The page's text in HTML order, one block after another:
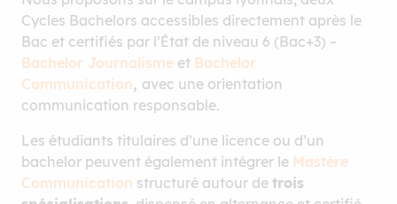
Cycles Bachelors accessibles directement après le
Bac et certifiés par l’État de niveau 6 (Bac+3) –
Bachelor Journalisme et Bachelor
Communication, avec une orientation
communication responsable.
Les étudiants titulaires d’une licence ou d’un
bachelor peuvent également intégrer le Mastère
Communication structuré autour de trois